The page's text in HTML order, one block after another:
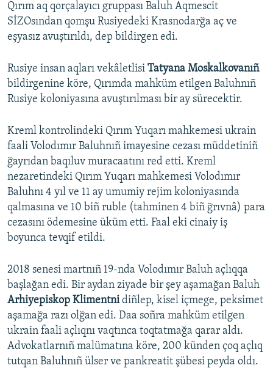
Qırım aq qorçalayıcı gruppası Baluh Aqmescit
SİZOsından qomşu Rusiyedeki Krasnodarğa aç ve
eşyasız avuştırıldı, dep bildirgen edi.
Rusiye insan aqları vekâletlisi Tatyana Moskalkovanıñ
bildirgenine köre, Qırımda mahküm etilgen Baluhnıñ
Rusiye koloniyasına avuştırılması bir ay sürecektir.
Kreml kontrolindeki Qırım Yuqarı mahkemesi ukrain
faali Volodımır Baluhnıñ imayesine cezası müddetiniñ
ğayrıdan baqıluv muracaatını red etti. Kreml
nezaretindeki Qırım Yuqarı mahkemesi Volodımır
Baluhnı 4 yıl ve 11 ay umumiy rejim koloniyasında
qalmasına ve 10 biñ ruble (tahminen 4 biñ ğrıvnâ) para
cezasını ödemesine üküm etti. Faal eki cinaiy iş
boyunca tevqif etildi.
2018 senesi martnıñ 19-nda Volodımır Baluh açlıqqa
başlağan edi. Bir aydan ziyade bir şey aşamağan Baluh
Arhiyepiskop Klimentnidiñlep, kisel içmege, peksimet
aşamağa razı olğan edi. Daa soñra mahküm etilgen
ukrain faali açlıqnı vaqtınca toqtatmağa qarar aldı.
Advokatlarnıñ malümatına köre, 200 künden çoq açlıq
tutqan Baluhnıñ ülser ve pankreatit şübesi peyda oldı.